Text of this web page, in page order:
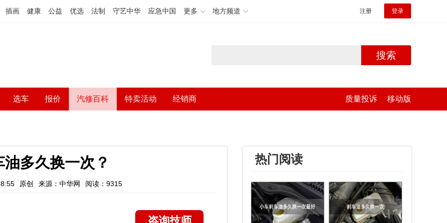
插画 健康 公益 优选 法制 守艺中华 应急中国 更多 地方频道 注册 登录
搜索
选车 报价 汽修百科 特卖活动 经销商 质量投诉 移动版
多久换一次？
原创 来源：中华网 阅读：9315
热门阅读